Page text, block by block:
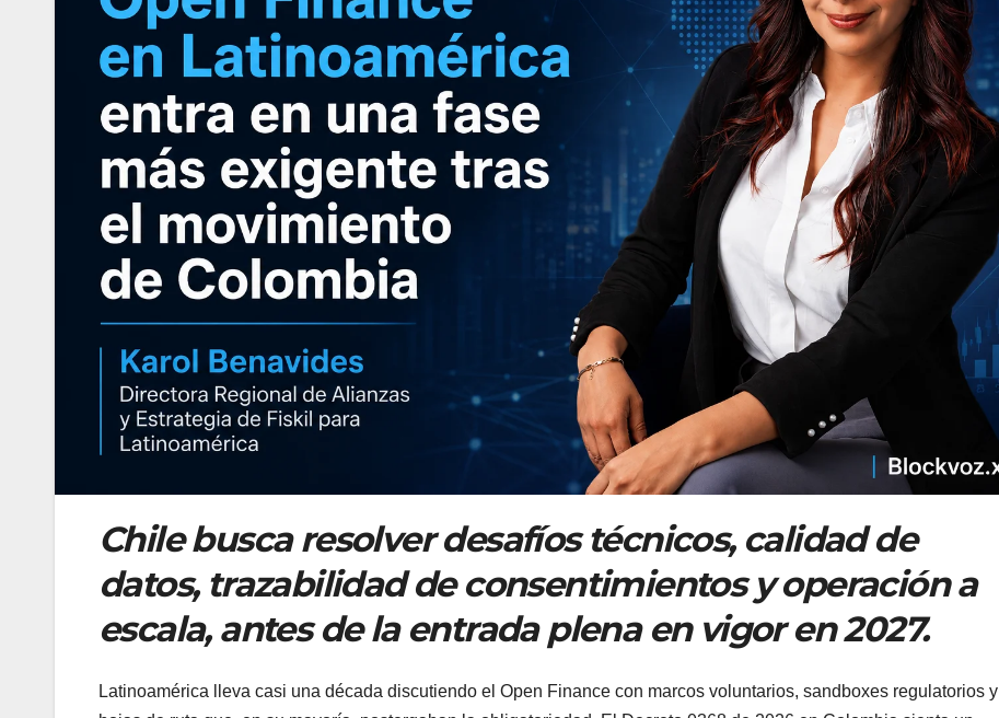
Chile busca resolver desafíos técnicos, calidad de
datos, trazabilidad de consentimientos y operación a
escala, antes de la entrada plena en vigor en 2027.
Latinoamérica lleva casi una década discutiendo el Open Finance con marcos voluntarios, sandboxes regulatorios y